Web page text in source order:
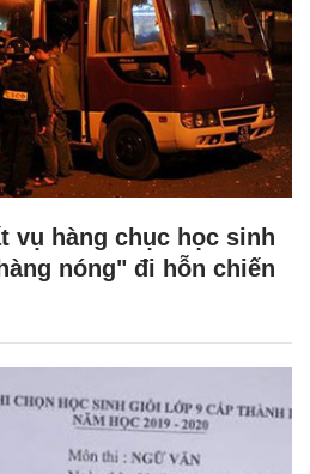
vụ hàng chục học sinh
nóng" đi hỗn chiến